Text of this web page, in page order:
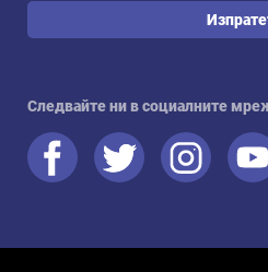
Следвайте ни в социалните